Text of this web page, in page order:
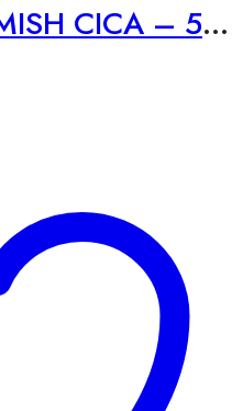
SUN CREAM BLEMISH CICA – 50g